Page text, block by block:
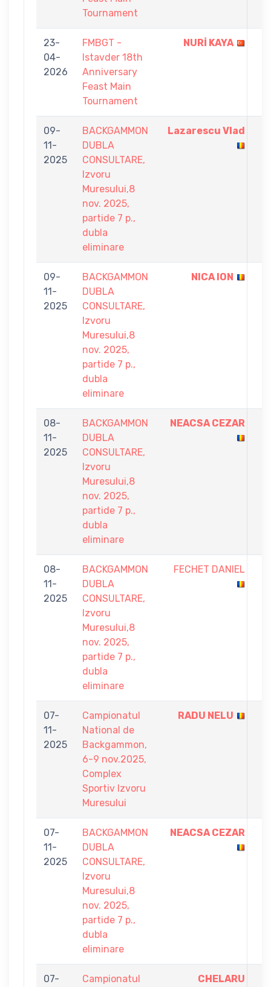
Tournament
23-
04-
2026
FMBGT -
Istavder 18th
Anniversary
Feast Main
Tournament
NURİ KAYA
09-
11-
2025
BACKGAMMON
DUBLA
CONSULTARE,
Izvoru
Muresului,8
nov. 2025,
partide 7 p.,
dubla
eliminare
Lazarescu Vlad
09-
11-
2025
BACKGAMMON
DUBLA
CONSULTARE,
Izvoru
Muresului,8
nov. 2025,
partide 7 p.,
dubla
eliminare
NICA ION
08-
11-
2025
BACKGAMMON
DUBLA
CONSULTARE,
Izvoru
Muresului,8
nov. 2025,
partide 7 p.,
dubla
eliminare
NEACSA CEZAR
08-
11-
2025
BACKGAMMON
DUBLA
CONSULTARE,
Izvoru
Muresului,8
nov. 2025,
partide 7 p.,
dubla
eliminare
FECHET DANIEL
07-
11-
2025
Campionatul
National de
Backgammon,
6-9 nov.2025,
Complex
Sportiv Izvoru
Muresului
RADU NELU
07-
11-
2025
BACKGAMMON
DUBLA
CONSULTARE,
Izvoru
Muresului,8
nov. 2025,
partide 7 p.,
dubla
eliminare
NEACSA CEZAR
07-
Campionatul
CHELARU